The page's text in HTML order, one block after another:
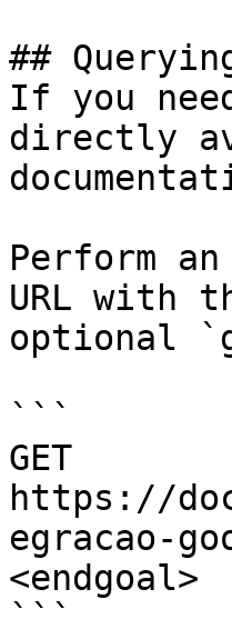
##
If you
directly
Perform
URL with
optional
```
GET
https://
egracao-
<endgoal>
```